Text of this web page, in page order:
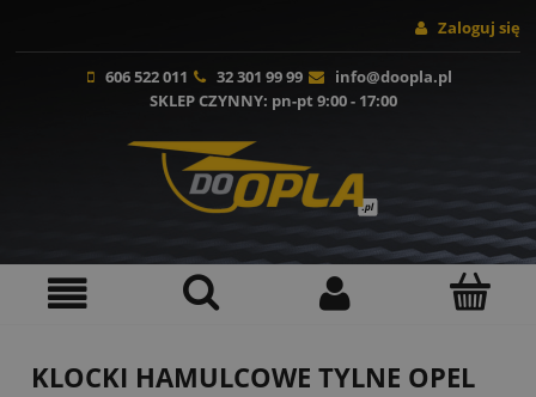
Zaloguj się
606 522 011 32 301 99 99
info@doopla.pl
SKLEP CZYNNY: pn-pt 9:00 - 17:00
KLOCKI HAMULCOWE TYLNE OPEL